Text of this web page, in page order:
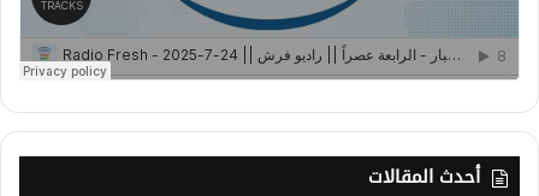
أحدث المقالات